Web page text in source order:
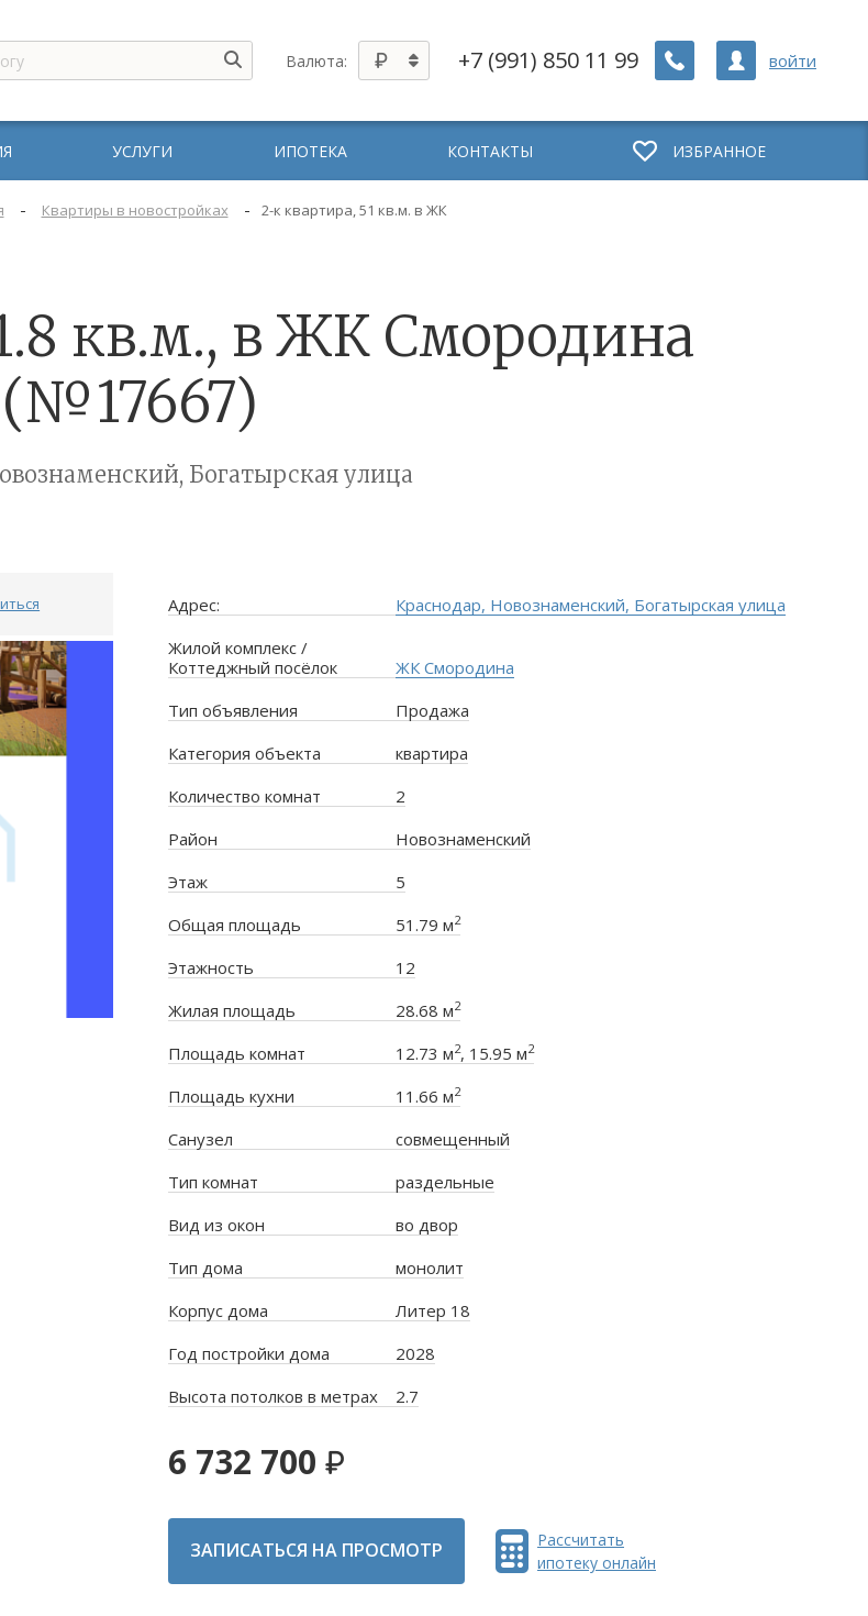
Валюта: +7 (991) 850 11 99 войти
УСЛУГИ ИПОТЕКА КОНТАКТЫ ИЗБРАННОЕ
- Квартиры в новостройках - 2-к квартира, 51 кв.м. в ЖК
кв.м., в ЖК Смородина
(№17667)
Богатырская улица
Адрес:
Краснодар, Новознаменский, Богатырская улица
Жилой комплекс /
Коттеджный посёлок
ЖК Смородина
Тип объявления
Продажа
Категория объекта
квартира
Количество комнат
2
Район
Новознаменский
Этаж
5
Общая площадь
51.79 м2
Этажность
12
Жилая площадь
28.68 м2
Площадь комнат 12.73 м2, 15.95 м2
Площадь кухни 11.66 м2
Санузел
совмещенный
Тип комнат
раздельные
Вид из окон
во двор
Тип дома
монолит
Корпус дома
Литер 18
Год постройки дома
2028
Высота потолков в метрах
2.7
6 732 700
ЗАПИСАТЬСЯ НА ПРОСМОТР
Рассчитать
ипотеку онлайн